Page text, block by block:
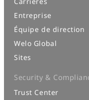
Entreprise
Équipe de direction
Welo Global
Sites
Security &
Trust Center